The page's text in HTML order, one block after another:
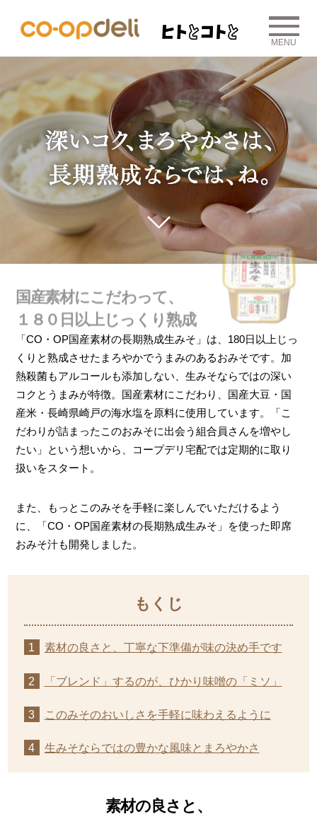
MENU
国産素材にこだわって、
１８０日以上じっくり熟成
「CO・OP国産素材の長期熟成生みそ」は、180日以上じっ
くりと熟成させたまろやかでうまみのあるおみそです。加
熱殺菌もアルコールも添加しない、生みそならではの深い
コクとうまみが特徴。国産素材にこだわり、国産大豆・国
産米・長崎県崎戸の海水塩を原料に使用しています。「こ
だわりが詰まったこのおみそに出会う組合員さんを増やし
たい」という想いから、コープデリ宅配では定期的に取り
扱いをスタート。
また、もっとこのみそを手軽に楽しんでいただけるよう
に、「CO・OP国産素材の長期熟成生みそ」を使った即席
おみそ汁も開発しました。
素材の良さと、丁寧な下準備が味の決め手です
「ブレンド」するのが、ひかり味噌の「ミソ」
このみそのおいしさを手軽に味わえるように
生みそならではの豊かな風味とまろやかさ
素材の良さと、